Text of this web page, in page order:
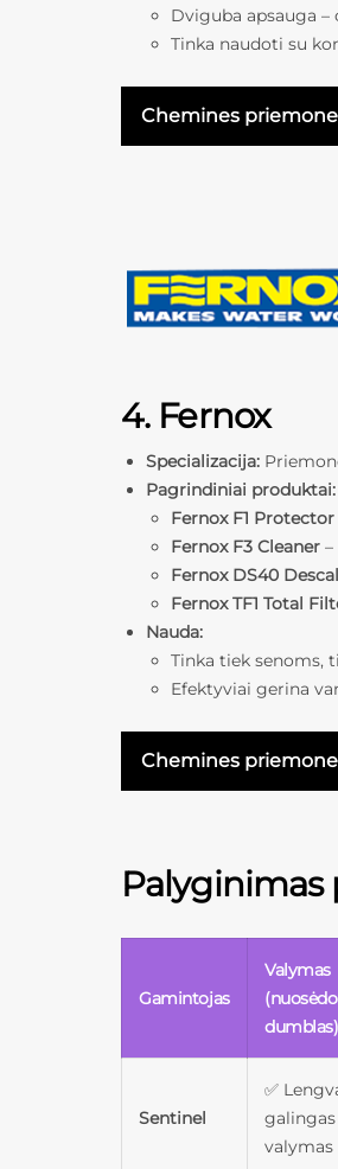
Dviguba apsauga
Tinka naudoti su
Chemines
4. Fernox
Specializacija:
Pagrindiniai produktai:
Fernox F1 Protector
Fernox F3 Cleaner
Fernox DS40
Fernox TF1 Total
Nauda:
Tinka tiek senoms,
Efektyviai gerina
Chemines
Palyginimas
Gamintojas
Valymas
dumblas)
Sentinel
✅
galingas
valymas